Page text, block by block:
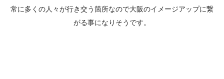
常に多くの人々が行き交う箇所なので大阪のイメージアップに繋
がる事になりそうです。